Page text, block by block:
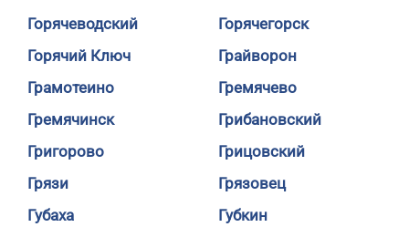
Горячеводский
Горячегорск
Горячий Ключ
Грайворон
Грамотеино
Гремячево
Гремячинск
Грибановский
Григорово
Грицовский
Грязи
Грязовец
Губаха
Губкин